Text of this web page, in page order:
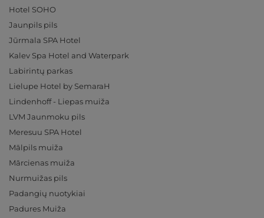
Hotel SOHO
Jaunpils pils
Jūrmala SPA Hotel
Kalev Spa Hotel and Waterpark
Labirintų parkas
Lielupe Hotel by SemaraH
Lindenhoff - Liepas muiža
LVM Jaunmoku pils
Meresuu SPA Hotel
Mālpils muiža
Mārcienas muiža
Nurmuižas pils
Padangių nuotykiai
Padures Muiža